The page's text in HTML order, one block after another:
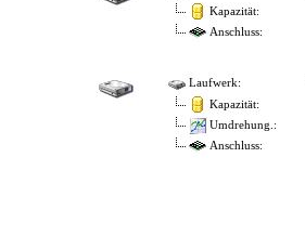
Kapazität:
Anschluss:
Laufwerk:
Kapazität:
Umdrehung.:
Anschluss: